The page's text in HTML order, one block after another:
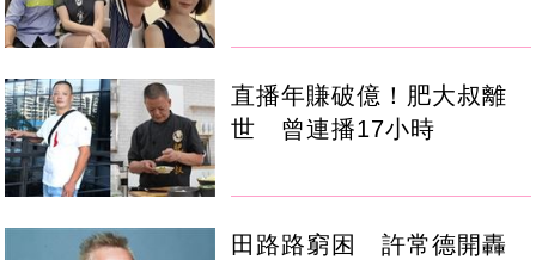
直播年賺破億！肥大叔離
世 曾連播17小時
田路路窮困 許常德開轟